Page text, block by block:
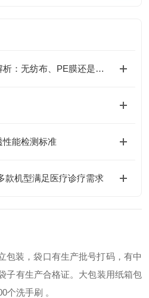
抽血窗口专用垫巾的材质解析：无纺布、PE膜还是复合型更好？
性能检测标准
款机型满足医疗诊疗需求
包装，袋口有生产批号打码，有中
子有生产合格证。大包装用纸箱包
个洗手刷 。